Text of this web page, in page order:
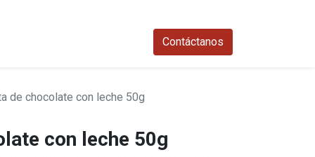
Contáctanos​
de chocolate con leche 50g
con leche 50g